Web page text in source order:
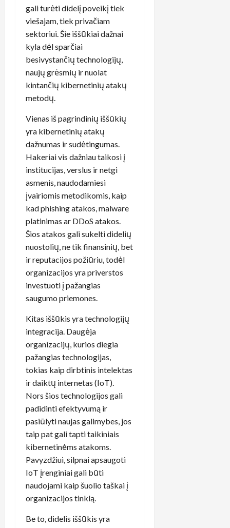
gali turėti didelį poveikį tiek
viešajam, tiek privačiam
sektoriui. Šie iššūkiai dažnai
kyla dėl sparčiai
besivystančių technologijų,
naujų grėsmių ir nuolat
kintančių kibernetinių atakų
metodų.
Vienas iš pagrindinių iššūkių
yra kibernetinių atakų
dažnumas ir sudėtingumas.
Hakeriai vis dažniau taikosi į
institucijas, verslus ir netgi
asmenis, naudodamiesi
įvairiomis metodikomis, kaip
kad phishing atakos, malware
platinimas ar DDoS atakos.
Šios atakos gali sukelti didelių
nuostolių, ne tik finansinių, bet
ir reputacijos požiūriu, todėl
organizacijos yra priverstos
investuoti į pažangias
saugumo priemones.
Kitas iššūkis yra technologijų
integracija. Daugėja
organizacijų, kurios diegia
pažangias technologijas,
tokias kaip dirbtinis intelektas
ir daiktų internetas (IoT).
Nors šios technologijos gali
padidinti efektyvumą ir
pasiūlyti naujas galimybes, jos
taip pat gali tapti taikiniais
kibernetinėms atakoms.
Pavyzdžiui, silpnai apsaugoti
IoT įrenginiai gali būti
naudojami kaip šuolio taškai į
organizacijos tinklą.
Be to, didelis iššūkis yra